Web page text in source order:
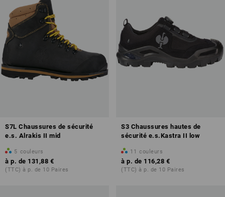
Aperçu des classes de protection
plus d'infos sur les chaussures de sécurité
S7L Chaussures de sécurité
e.s. Alrakis II mid
5 couleurs
à p. de 131,88 €
(TTC) à p. de 10 Paires
S3 Chaussures hautes de
sécurité e.s.Kastra II low
11 couleurs
à p. de 116,28 €
(TTC) à p. de 10 Paires